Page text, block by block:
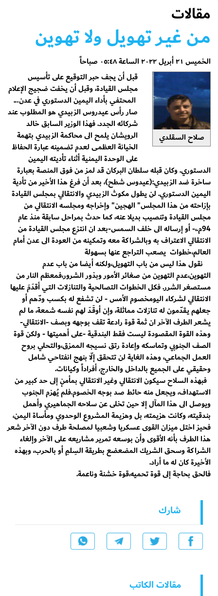
مقالات
مـن غيـر تهـويل ولا تهـوين
الخميس ٢١ أبريل ٢٠٢٢ الساعة ٠٥:٤٨ صباحاً
صلاح السقلدي
قبل أن يجف حبر التوقيع على تأسيس
مجلس القيادة، وقبل أن يخفت ضجيج الإعلام
المحتفي بأداء اليمين الدستوري في عدن...
صار رأس عيدروس الزبيدي هو المطلوب عند
شركائه الجدد. فهذا الوزير السابق خالد
الرويشان يلمح الى محاكمة الزبيدي بتهمة
الخيانة العظمى لعدم تضمينه عبارة الحفاظ
على الوحدة اليمنية أثناء تأديته اليمين
الدستوري. وكان قبله سلطان البركان قد لمز من فوق المنصة بعبارة
ساخرة ضد الزبيدي:(عيدوس شطح)، بعد أن فرغ هذا الأخير من تأدية
اليمين الدستوري. لن يطول مكوث الزبيدي والانتقالي بمجلس القيادة
بإزاحته من هذا المجلس" الهجين" وإخراجه ومجلسه الانتقالي من
مجلس القيادة وتنصيب بديلا عنه، كما حدث بمراحل سابقة منذ عام
94م.،- أو إرساله الى خلف السمس-بعد ان انتزع مجلس القيادة من
الانتقالي الاعتراف به وبالشراكة معه وتمكينه من العودة الى عدن أمام
العالم،خطوات يصعب التراجع عنها بسهولة
نقول هذا ليس من باب التهويل،ولكنه أيضا من باب عدم
التهوين،عدم التهوين من صغائر الأمور وبذور الشرور،فمعظم النار من
مستصغر الشرر. فكل الخطوات التصالحية والتنازلات التي أقدَمَ عليها
الانتقالي لشركاء اليومخصوم الأمس - لن تشفع له بكسب ودّهم أو
جعلهم يـقدّمون له تنازلات مماثلة، وإن أوقَـدَ لهم نفسه شمعة، ما لم
يشعر الطرف الآخر ان ثمة قوة رادعة تقف بوجهه وبصف -الانتقالي-
وهذه القوة المقصودة ليست فقط البندقية -على أهميتها - ولكن قوة
الصف الجنوبي وتماسكه وإعادة رتق نسيجه الممزق،والتحلي بروح
العمل الجماعي، وهذه الغاية لن تتحقق إلّا بنهج انفتاحي شامل
وحقيقي على الجميع بالداخل والخارج، أفراداً وكيانات.
فبهذه السلاح سيكون الانتقالي وغير الانتقالي بمأمنٕ إلى حد كبير من
الاستهداف، ويجعل منه حائط صد بوجه الخصوم.فلم يُـهزم الجنوب
ويوصل الى هذا المآل إلا حين تخلى عن سلاحه الجماهيري وأهمل
بندقيته، وكانت هزيمته، بل وهزيمة المشروع الوحدوي ومأساة اليمن،
فحيز اختل ميزان القوى عسكريا وشعبيا لمصلحة طرف دون الآخر شعر
هذا الطرف بأنه الأقوى وأن بوسعه تمرير مشاريعه على الآخر وإلغاء
الشراكة وسحق الشريك المضعضع بطريقة السِلمِ أو بالحرب، وبهذه
الأخيرة كان له ما أراد.
فالحق بحاجة إلى قوة تحميه،قوة خشنة وناعمة.
شارك
مقالات الكاتب